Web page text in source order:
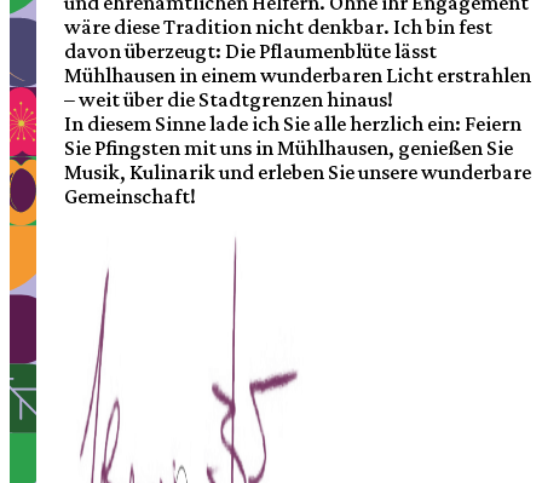
wäre diese Tradition nicht denkbar. Ich bin fest
davon überzeugt: Die Pflaumenblüte lässt
Mühlhausen in einem wunderbaren Licht erstrahlen
– weit über die Stadtgrenzen hinaus!
In diesem Sinne lade ich Sie alle herzlich ein: Feiern
Sie Pfingsten mit uns in Mühlhausen, genießen Sie
Musik, Kulinarik und erleben Sie unsere wunderbare
Gemeinschaft!